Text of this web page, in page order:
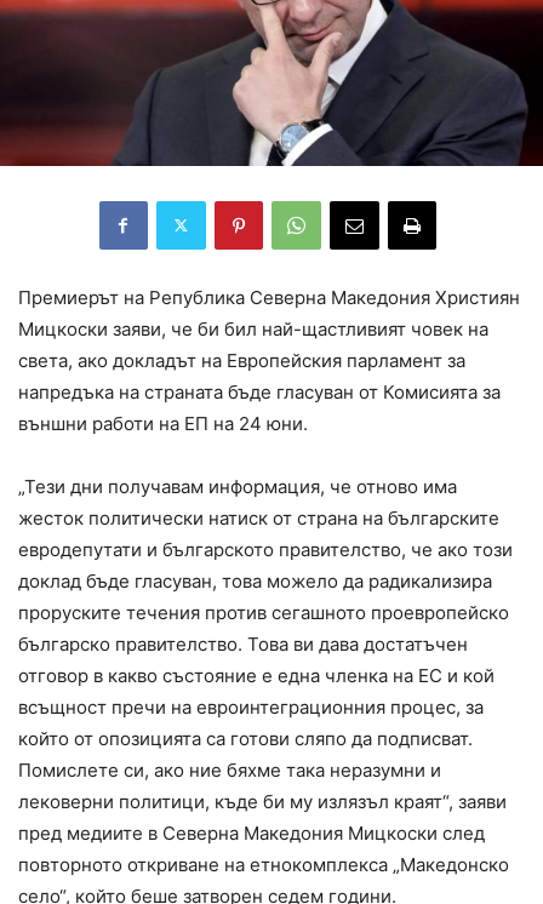
Премиерът на Република Северна Македония Християн
Мицкоски заяви, че би бил най-щастливият човек на
света, ако докладът на Европейския парламент за
напредъка на страната бъде гласуван от Комисията за
външни работи на ЕП на 24 юни.
„Тези дни получавам информация, че отново има
жесток политически натиск от страна на българските
евродепутати и българското правителство, че ако този
доклад бъде гласуван, това можело да радикализира
проруските течения против сегашното проевропейско
българско правителство. Това ви дава достатъчен
отговор в какво състояние е една членка на ЕС и кой
всъщност пречи на евроинтеграционния процес, за
който от опозицията са готови сляпо да подписват.
Помислете си, ако ние бяхме така неразумни и
лековерни политици, къде би му излязъл краят“, заяви
пред медиите в Северна Македония Мицкоски след
повторното откриване на етнокомплекса „Македонско
село“, който беше затворен седем години.